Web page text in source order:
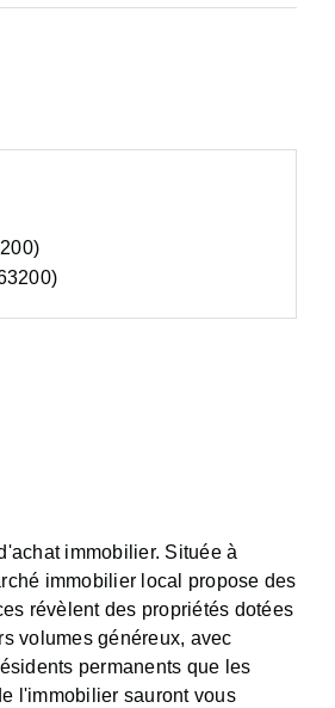
immobilier. Située à
immobilier local propose des
révèlent des propriétés dotées
volumes généreux, avec
permanents que les
l'immobilier sauront vous